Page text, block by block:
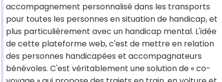
accompagnement personnalisé dans les transports
pour toutes les personnes en situation de handicap, et
plus particulièrement avec un handicap mental. L'idée
de cette plateforme web, c'est de mettre en relation
des personnes handicapées et accompagnateurs
bénévoles. C'est véritablement une solution de « co-